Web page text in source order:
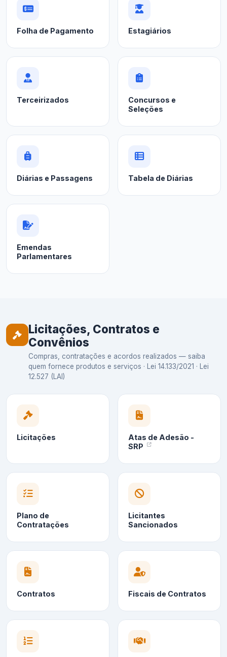
Folha de Pagamento Estagiários
Terceirizados
Concursos e
Seleções
Diárias e Passagens Tabela de Diárias
Emendas
Parlamentares
Licitações, Contratos e
Convênios
Compras, contratações e acordos realizados — saiba
quem fornece produtos e serviços · Lei 14.133/2021 · Lei
12.527 (LAI)
Licitações
Atas de Adesão -
SRP
Plano de
Contratações
Licitantes
Sancionados
Contratos Fiscais de Contratos